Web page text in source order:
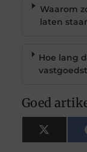
Waarom
laten
Hoe lang
Goed
X
(Twitter)